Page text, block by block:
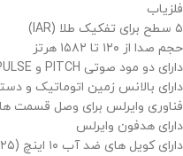
فلزیاب
۵ سطح برای تفکیک طلا (IAR)
حجم صدا از ۱۲۰ تا ۱۵۸۲ هرتز
دارای دو مود صوتی PITCH و PULSE
دارای بالانس زمین اتوماتیک و دستی از محدوده
فناوری وایرلس برای وصل قسمت
دارای هدفون وایرلس